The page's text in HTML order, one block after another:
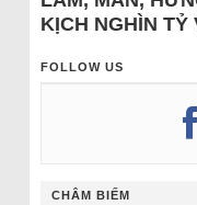
KỊCH NGHÌN TỶ
FOLLOW US
CHÂM BIẾM